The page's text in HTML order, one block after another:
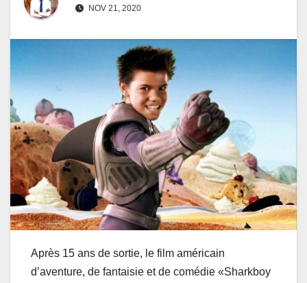
NOV 21, 2020
Après 15 ans de sortie, le film américain
d’aventure, de fantaisie et de comédie «Sharkboy